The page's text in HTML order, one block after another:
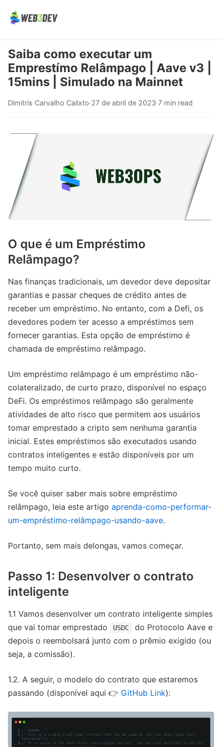
Saiba como executar um
Emprestímo Relâmpago | Aave v3 |
15mins | Simulado na Mainnet
Dimitris Carvalho Calixto·27 de abril de 2023·7 min read
O que é um Empréstimo
Relâmpago?
Nas finanças tradicionais, um devedor deve depositar
garantias e passar cheques de crédito antes de
receber um empréstimo. No entanto, com a Defi, os
devedores podem ter acesso a empréstimos sem
fornecer garantias. Esta opção de empréstimo é
chamada de empréstimo relâmpago.
Um empréstimo relâmpago é um empréstimo não-
colateralizado, de curto prazo, disponível no espaço
DeFi. Os empréstimos relâmpago são geralmente
atividades de alto risco que permitem aos usuários
tomar emprestado a cripto sem nenhuma garantia
inicial. Estes empréstimos são executados usando
contratos inteligentes e estão disponíveis por um
tempo muito curto.
Se você quiser saber mais sobre empréstimo
relâmpago, leia este artigo aprenda-como-performar-
um-empréstimo-relâmpago-usando-aave.
Portanto, sem mais delongas, vamos começar.
Passo 1: Desenvolver o contrato
inteligente
1.1 Vamos desenvolver um contrato inteligente simples
que vai tomar emprestado
USDC
do Protocolo Aave e
depois o reembolsará junto com o prêmio exigido (ou
seja, a comissão).
1.2. A seguir, o modelo do contrato que estaremos
passando (disponível aqui 👉 GitHub Link):